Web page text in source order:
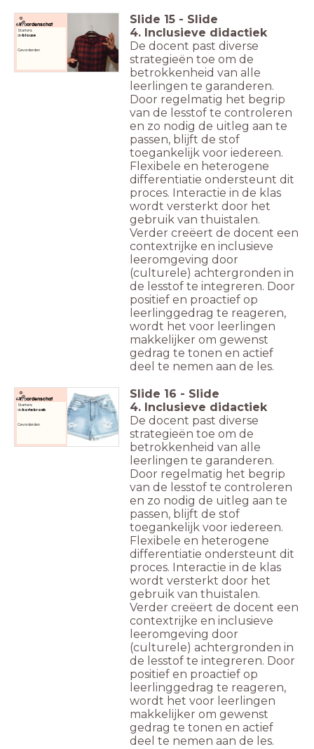
Woordenschat
Starters:
deblouse
Gevorderden
Slide 15 - Slide
4. Inclusieve didactiek
De docent past diverse
strategieën toe om de
betrokkenheid van alle
leerlingen te garanderen.
Door regelmatig het begrip
van de lesstof te controleren
en zo nodig de uitleg aan te
passen, blijft de stof
toegankelijk voor iedereen.
Flexibele en heterogene
differentiatie ondersteunt dit
proces. Interactie in de klas
wordt versterkt door het
gebruik van thuistalen.
Verder creëert de docent een
contextrijke en inclusieve
leeromgeving door
(culturele) achtergronden in
de lesstof te integreren. Door
positief en proactief op
leerlinggedrag te reageren,
wordt het voor leerlingen
makkelijker om gewenst
gedrag te tonen en actief
deel te nemen aan de les.
Woordenschat
Starters:
dekorte broek
Gevorderden
Slide 16 - Slide
4. Inclusieve didactiek
De docent past diverse
strategieën toe om de
betrokkenheid van alle
leerlingen te garanderen.
Door regelmatig het begrip
van de lesstof te controleren
en zo nodig de uitleg aan te
passen, blijft de stof
toegankelijk voor iedereen.
Flexibele en heterogene
differentiatie ondersteunt dit
proces. Interactie in de klas
wordt versterkt door het
gebruik van thuistalen.
Verder creëert de docent een
contextrijke en inclusieve
leeromgeving door
(culturele) achtergronden in
de lesstof te integreren. Door
positief en proactief op
leerlinggedrag te reageren,
wordt het voor leerlingen
makkelijker om gewenst
gedrag te tonen en actief
deel te nemen aan de les.